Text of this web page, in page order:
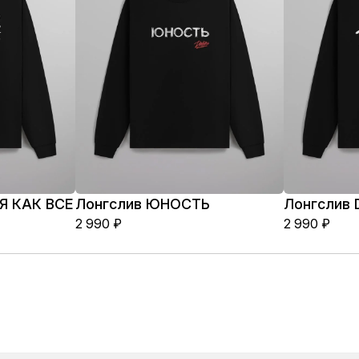
КАК ВСЕЛонгслив ЮНОСТЬ
2 990₽
Лонгслив
2 990 ₽